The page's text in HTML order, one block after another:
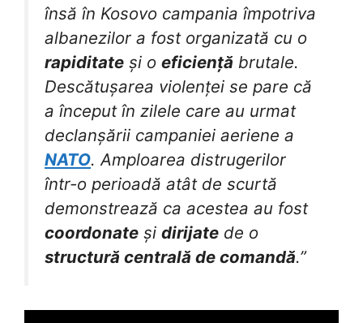
însă în Kosovo campania împotriva
albanezilor a fost organizată cu o
rapiditate și o eficiență brutale.
Descătușarea violenței se pare că
a început în zilele care au urmat
declanșării campaniei aeriene a
NATO. Amploarea distrugerilor
într-o perioadă atât de scurtă
demonstrează ca acestea au fost
coordonate și dirijate de o
structură centrală de comandă.”